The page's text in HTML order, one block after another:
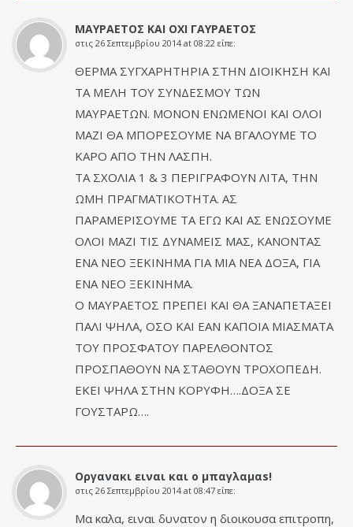
ΜΑΥΡΑΕΤΟΣ ΚΑΙ ΟΧΙ ΓΑΥΡΑΕΤΟΣ
στις 26 Σεπτεμβρίου 2014 at 08:22 είπε:
ΘΕΡΜΑ ΣΥΓΧΑΡΗΤΗΡΙΑ ΣΤΗΝ ΔΙΟΙΚΗΣΗ ΚΑΙ
ΤΑ ΜΕΛΗ ΤΟΥ ΣΥΝΔΕΣΜΟΥ ΤΩΝ
ΜΑΥΡΑΕΤΩΝ. ΜΟΝΟΝ ΕΝΩΜΕΝΟΙ ΚΑΙ ΟΛΟΙ
ΜΑΖΙ ΘΑ ΜΠΟΡΕΣΟΥΜΕ ΝΑ ΒΓΑΛΟΥΜΕ ΤΟ
ΚΑΡΟ ΑΠΟ ΤΗΝ ΛΑΣΠΗ.
ΤΑ ΣΧΟΛΙΑ 1 & 3 ΠΕΡΙΓΡΑΦΟΥΝ ΛΙΤΑ, ΤΗΝ
ΩΜΗ ΠΡΑΓΜΑΤΙΚΟΤΗΤΑ. ΑΣ
ΠΑΡΑΜΕΡΙΣΟΥΜΕ ΤΑ ΕΓΩ ΚΑΙ ΑΣ ΕΝΩΣΟΥΜΕ
ΟΛΟΙ ΜΑΖΙ ΤΙΣ ΔΥΝΑΜΕΙΣ ΜΑΣ, ΚΑΝΟΝΤΑΣ
ΕΝΑ ΝΕΟ ΞΕΚΙΝΗΜΑ ΓΙΑ ΜΙΑ ΝΕΑ ΔΟΞΑ, ΓΙΑ
ΕΝΑ ΝΕΟ ΞΕΚΙΝΗΜΑ.
Ο ΜΑΥΡΑΕΤΟΣ ΠΡΕΠΕΙ ΚΑΙ ΘΑ ΞΑΝΑΠΕΤΑΞΕΙ
ΠΑΛΙ ΨΗΛΑ, ΟΣΟ ΚΑΙ ΕΑΝ ΚΑΠΟΙΑ ΜΙΑΣΜΑΤΑ
ΤΟΥ ΠΡΟΣΦΑΤΟΥ ΠΑΡΕΛΘΟΝΤΟΣ
ΠΡΟΣΠΑΘΟΥΝ ΝΑ ΣΤΑΘΟΥΝ ΤΡΟΧΟΠΕΔΗ.
ΕΚΕΙ ΨΗΛΑ ΣΤΗΝ ΚΟΡΥΦΗ….ΔΟΞΑ ΣΕ
ΓΟΥΣΤΑΡΩ….
Οργανακι ειναι και ο μπαγλαμαs!
στις 26 Σεπτεμβρίου 2014 at 08:47 είπε:
Μα καλα, ειναι δυνατον η διοικουσα επιτροπη,